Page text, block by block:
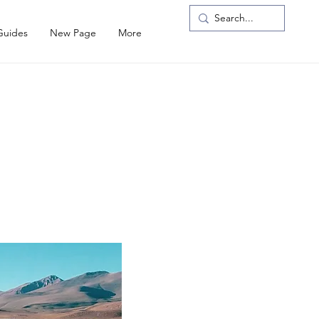
New Page More